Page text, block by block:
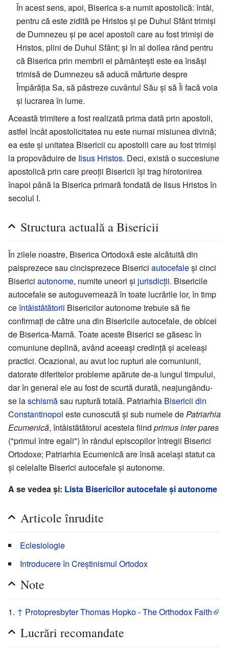
În acest sens, apoi, Biserica s-a numit apostolică: întâi,
pentru că este zidită pe Hristos și pe Duhul Sfânt trimiși
de Dumnezeu și pe acei apostoli care au fost trimiși de
Hristos, plini de Duhul Sfânt; și în al doilea rând pentru
că Biserica prin membrii ei pământești este ea însăși
trimisă de Dumnezeu să aducă mărturie despre
Împărăția Sa, să păstreze cuvântul Său și să Îi facă voia
și lucrarea în lume.
Această trimitere a fost realizată prima dată prin apostoli,
astfel încât apostolicitatea nu este numai misiunea divină;
ea este și unitatea Bisericii cu apostolii care au fost trimiși
la propovăduire de Iisus Hristos. Deci, există o succesiune
apostolică prin care preoții Bisericii își trag hirotonirea
înapoi până la Biserica primară fondată de Iisus Hristos în
secolul I.
Structura actuală a Bisericii
În zilele noastre, Biserica Ortodoxă este alcătuită din
paisprezece sau cincisprezece Biserici autocefaleși cinci
Biserici autonome, numite uneori și jurisdicții. Bisericile
autocefale se autoguvernează în toate lucrările lor, în timp
ceîntâistătătorii Bisericilor autonome trebuie să fie
confirmați de către una din Bisericile autocefale, de obicei
de Biserica-Mamă. Toate aceste Biserici se găsesc în
comuniune deplină, având aceeași credință și aceleași
practici. Ocazional, au avut loc rupturi ale comuniunii,
datorate diferitelor probleme apărute de-a lungul timpului,
dar în general ele au fost de scurtă durată, neajungându-
se laschismăsau ruptură totală. Patriarhia Bisericii din
Constantinopol este cunoscută și sub numele de Patriarhia
Ecumenică, întâistătătorul acesteia fiind primus inter pares
("primul între egali") în rândul episcopilor întregii Biserici
Ortodoxe; Patriarhia Ecumenică are însă același statut ca
și celelalte Biserici autocefale și autonome.
A se vedea și: Lista Bisericilor autocefale și autonome
Articole înrudite
Eclesiologie
Introducere în Creștinismul Ortodox
Note
↑ Protopresbyter Thomas Hopko - The Orthodox Faith
Lucrări recomandate